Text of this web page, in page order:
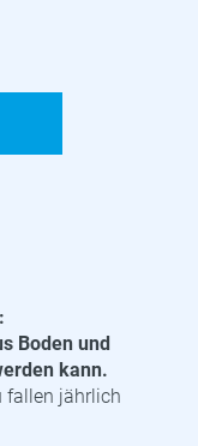
Boden und
kann.
fallen jährlich